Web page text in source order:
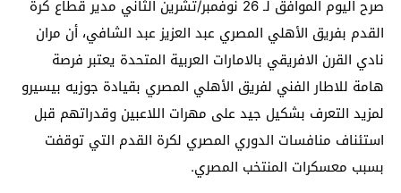
صرح اليوم الموافق لـ 26 نوفمبر/تشرين الثاني مدير قطاع كرة
القدم بفريق الأهلي المصري عبد العزيز عبد الشافي، أن مران
نادي القرن الافريقي بالامارات العربية المتحدة يعتبر فرصة
هامة للاطار الفني لفريق الأهلي المصري بقيادة جوزيه بيسيرو
لمزيد التعرف بشكيل جيد على مهرات اللاعبين وقدراتهم قبل
استئناف منافسات الدوري المصري لكرة القدم التي توقفت
بسبب معسكرات المنتخب المصري.